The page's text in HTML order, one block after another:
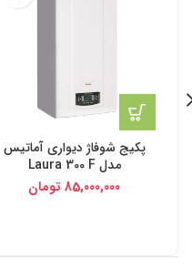
پکیج شوفاژ دیواری آماتیس
مدل Laura 300 F
85,000,000 تومان